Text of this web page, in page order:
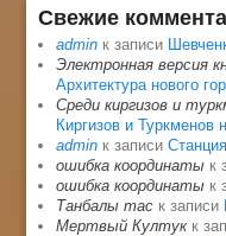
Свежие
admin к записи
Электронная версия
Архитектура нового
Среди киргизов и
Киргизов и Туркменов
admin к записи
ошибка координаты к
ошибка координаты к
Танбалы тас к записи
Мертвый Култукк